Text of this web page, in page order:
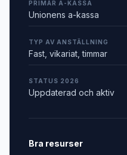
PRIMÄR A-KASSA
Unionens a-kassa
TYP AV ANSTÄLLNING
Fast, vikariat, timmar
STATUS 2026
Uppdaterad och aktiv
Bra resurser